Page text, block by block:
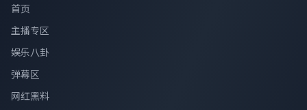
首页
主播专区
娱乐八卦
弹幕区
网红黑料